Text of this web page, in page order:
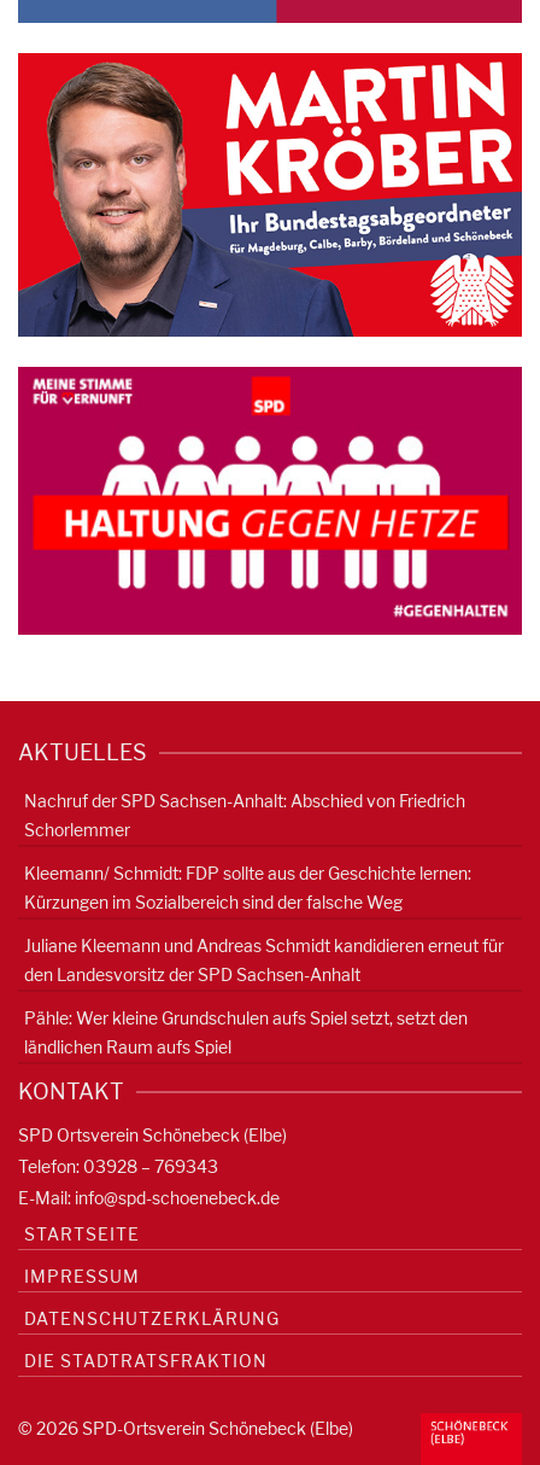
AKTUELLES
Nachruf der SPD Sachsen-Anhalt: Abschied von Friedrich
Schorlemmer
Kleemann/ Schmidt: FDP sollte aus der Geschichte lernen:
Kürzungen im Sozialbereich sind der falsche Weg
Juliane Kleemann und Andreas Schmidt kandidieren erneut für
den Landesvorsitz der SPD Sachsen-Anhalt
Pähle: Wer kleine Grundschulen aufs Spiel setzt, setzt den
ländlichen Raum aufs Spiel
KONTAKT
SPD Ortsverein Schönebeck (Elbe)
Telefon: 03928 – 769343
E-Mail: info@spd-schoenebeck.de
STARTSEITE
IMPRESSUM
DATENSCHUTZERKLÄRUNG
DIE STADTRATSFRAKTION
© 2026 SPD-Ortsverein Schönebeck (Elbe)